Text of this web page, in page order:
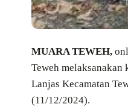
MUARA TEWEH,
Teweh melaksanakan
Lanjas Kecamatan
(11/12/2024).